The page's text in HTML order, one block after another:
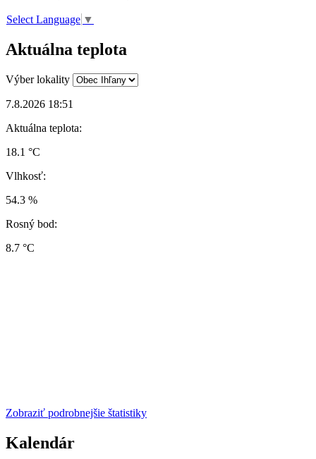
Select Language ▼
Aktuálna teplota
Výber lokality
7.8.2026 18:51
Aktuálna teplota:
18.1 °C
Vlhkosť:
54.3 %
Rosný bod:
8.7 °C
Zobraziť podrobnejšie štatistiky
Kalendár